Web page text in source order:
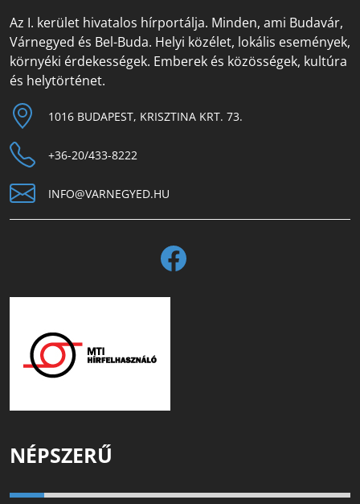
Az I. kerület hivatalos hírportálja. Minden, ami Budavár,
Várnegyed és Bel-Buda. Helyi közélet, lokális események,
környéki érdekességek. Emberek és közösségek, kultúra
és helytörténet.
1016 BUDAPEST, KRISZTINA KRT. 73.
+36-20/433-8222
INFO@VARNEGYED.HU
NÉPSZERŰ